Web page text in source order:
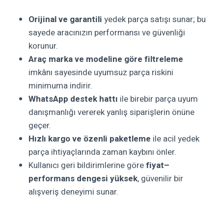
Orijinal ve garantili yedek parça satışı sunar; bu
sayede aracınızın performansı ve güvenliği
korunur.
Araç marka ve modeline göre filtreleme
imkânı sayesinde uyumsuz parça riskini
minimuma indirir.
WhatsApp destek hattı ile birebir parça uyum
danışmanlığı vererek yanlış siparişlerin önüne
geçer.
Hızlı kargo ve özenli paketleme ile acil yedek
parça ihtiyaçlarında zaman kaybını önler.
Kullanıcı geri bildirimlerine görefiyat–
performans dengesi yüksek, güvenilir bir
alışveriş deneyimi sunar.